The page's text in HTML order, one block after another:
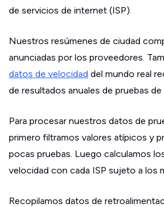
de servicios de internet (ISP).
Nuestros resúmenes de ciudad
anunciadas por los proveedores.
datos de velocidad del mundo real
de resultados anuales de pruebas de
Para procesar nuestros datos de
primero filtramos valores atípicos y
pocas pruebas. Luego calculamos
velocidad con cada ISP sujeto a los
Recopilamos datos de